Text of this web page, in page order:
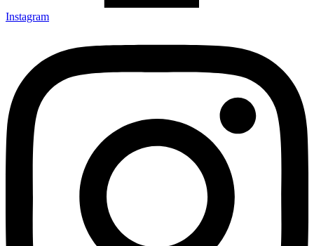
Instagram